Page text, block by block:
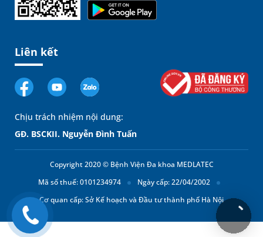
Liên kết
Chịu trách nhiệm nội dung:
GĐ. BSCKII. Nguyễn Đình Tuấn
Copyright 2020 © Bệnh Viện Đa khoa MEDLATEC
Mã số thuế: 0101234974
Ngày cấp: 22/04/2002
Cơ quan cấp: Sở Kế hoạch và Đầu tư thành phố Hà Nội